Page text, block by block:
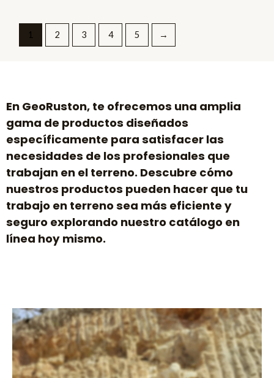
r
o
a
e
1 2 3 4 5 →
En GeoRuston, te ofrecemos una amplia
gama de productos diseñados
específicamente para satisfacer las
necesidades de los profesionales que
trabajan en el terreno. Descubre cómo
nuestros productos pueden hacer que tu
trabajo en terreno sea más eficiente y
seguro explorando nuestro catálogo en
línea hoy mismo.